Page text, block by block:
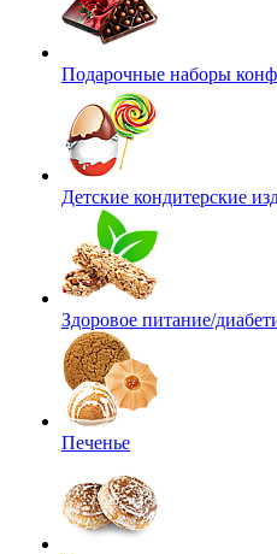
Подарочные наборы
Детские кондитерские
Здоровое питание/
Печенье